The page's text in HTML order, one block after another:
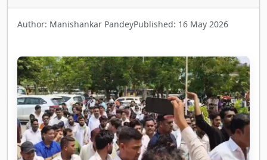
Author: Manishankar PandeyPublished: 16 May 2026